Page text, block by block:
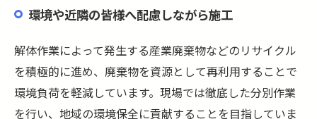
環境や近隣の皆様へ配慮しながら施工
解体作業によって発生する産業廃棄物などのリサイクル
を積極的に進め、廃棄物を資源として再利用することで
環境負荷を軽減しています。現場では徹底した分別作業
を行い、地域の環境保全に貢献することを目指していま